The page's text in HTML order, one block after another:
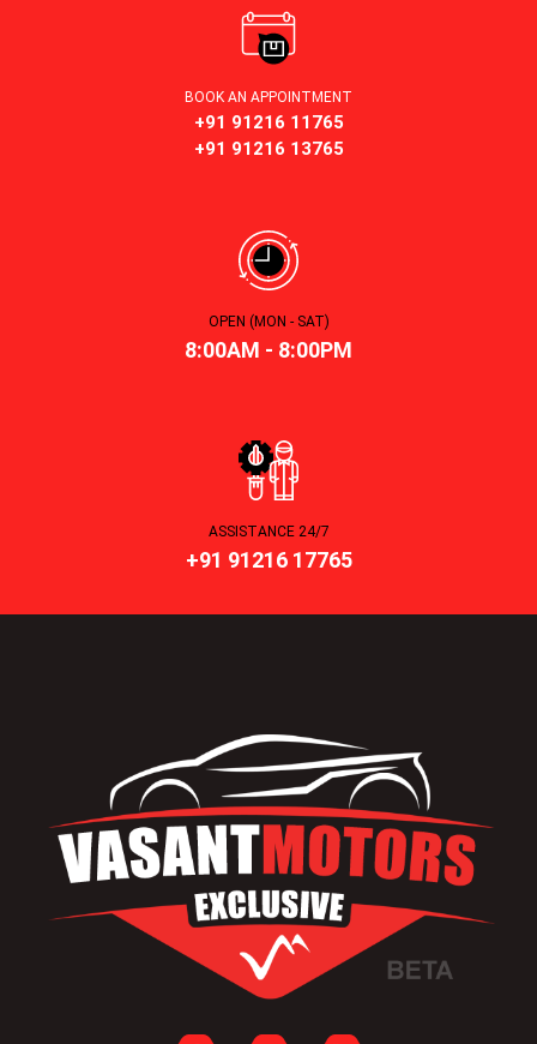
BOOK AN APPOINTMENT
+91 91216 11765
+91 91216 13765
OPEN (MON - SAT)
8:00AM - 8:00PM
ASSISTANCE 24/7
+91 91216 17765